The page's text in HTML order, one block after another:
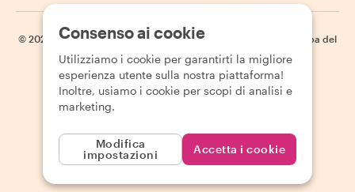
© 2026 Withlocals.com | Informativa sulla privacy
Mappa del
Consenso ai cookie
Utilizziamo i cookie per garantirti la migliore
esperienza utente sulla nostra piattaforma!
Inoltre, usiamo i cookie per scopi di analisi e
marketing.
Modifica
impostazioni
Accetta i cookie